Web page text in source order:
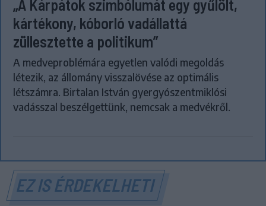
„A Kárpátok szimbólumát egy gyűlölt,
kártékony, kóborló vadállattá
züllesztette a politikum”
A medveproblémára egyetlen valódi megoldás
létezik, az állomány visszalövése az optimális
létszámra. Birtalan István gyergyószentmiklósi
vadásszal beszélgettünk, nemcsak a medvékről.
EZ IS ÉRDEKELHETI